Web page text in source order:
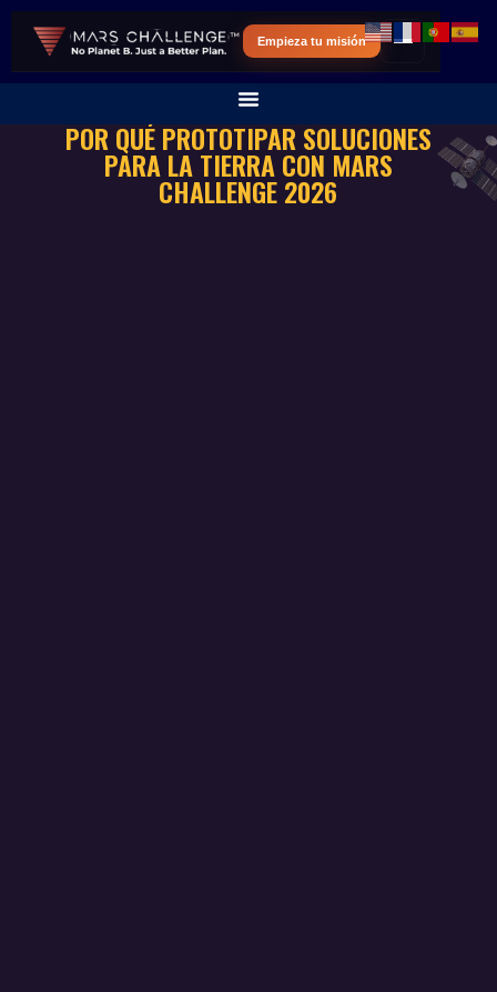
Empieza tu misión
POR QUÉ PROTOTIPAR SOLUCIONES
PARA LA TIERRA CON MARS
CHALLENGE 2026